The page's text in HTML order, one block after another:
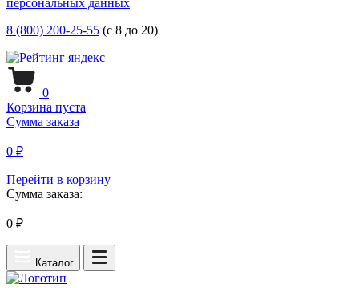
персональных данных
8 (800) 200-25-55 (с 8 до 20)
0
Корзина пуста
Сумма заказа
0 ₽
Перейти в корзину
Сумма заказа:
0 ₽
Каталог